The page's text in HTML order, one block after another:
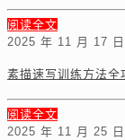
阅读全文
2025 年 11 月 17 日
素描速写训练方法
阅读全文
2025 年 11 月 25 日